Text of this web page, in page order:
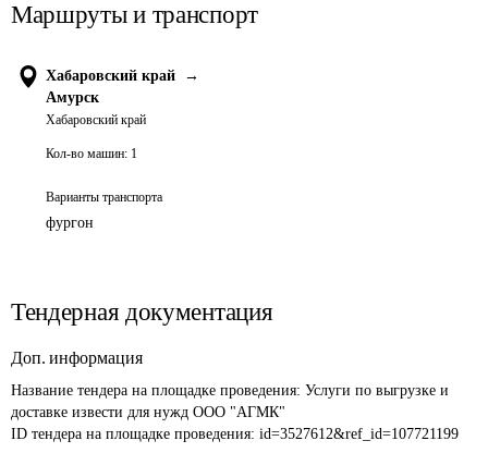
Маршруты и транспорт
Хабаровский край
→
Амурск
Хабаровский край
Кол-во машин: 1
Варианты транспорта
фургон
Тендерная документация
Доп. информация
Название тендера на площадке проведения: Услуги по выгрузке и
доставке извести для нужд ООО "АГМК"
ID тендера на площадке проведения: id=3527612&ref_id=107721199